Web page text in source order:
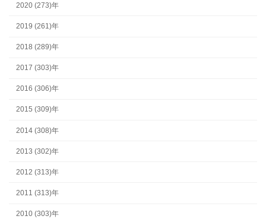
2020 (273)年
2019 (261)年
2018 (289)年
2017 (303)年
2016 (306)年
2015 (309)年
2014 (308)年
2013 (302)年
2012 (313)年
2011 (313)年
2010 (303)年